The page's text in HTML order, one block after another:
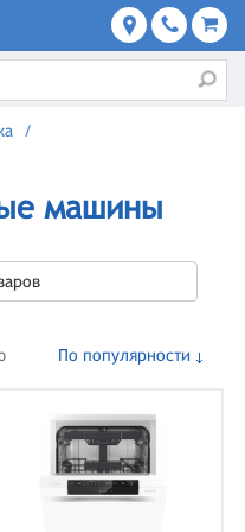
/
машины
По популярности